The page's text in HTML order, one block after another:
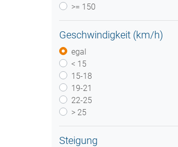
>= 150
Geschwindigkeit (km/h)
egal
< 15
15-18
19-21
22-25
> 25
Steigung